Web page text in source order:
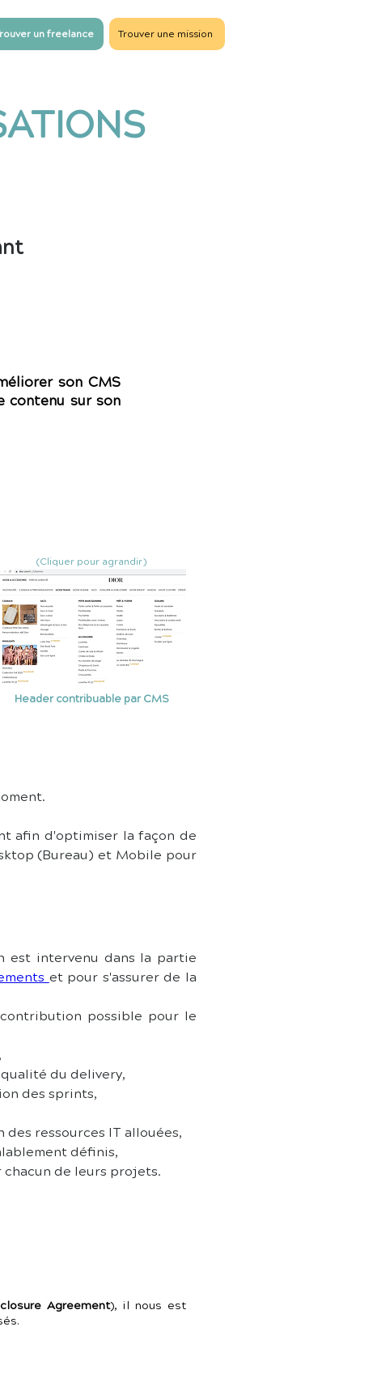
un freelance Trouver une mission
son CMS
contenu sur son
(Cliquer pour agrandir)
Header contribuable par CMS
afin d'optimiser la façon de
(Bureau) et Mobile pour
est intervenu dans la partie
et pour s'assurer de la
du delivery,
des sprints,
ressources IT allouées,
définis,
de leurs projets.
Agreement), il nous est